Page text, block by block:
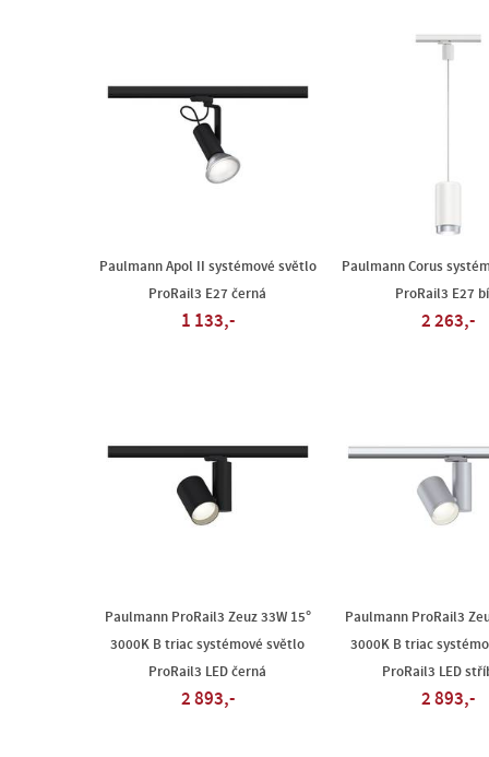
Paulmann Apol II systémové světlo
ProRail3 E27 černá
1 133,-
Paulmann Corus
ProRail3 E27
2 263,-
Paulmann ProRail3 Zeuz 33W 15°
3000K B triac systémové světlo
ProRail3 LED černá
2 893,-
Paulmann ProRail3
3000K B triac
ProRail3 LED
2 893,-